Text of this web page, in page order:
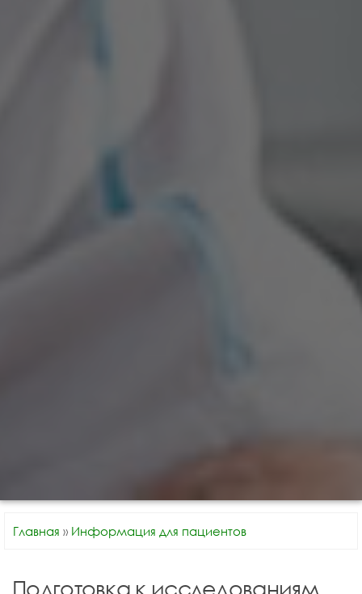
Главная » Информация для пациентов
Подготовка к исследованиям